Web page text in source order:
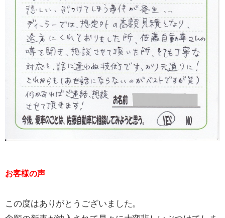
お客様の声
この度はありがとうございました。